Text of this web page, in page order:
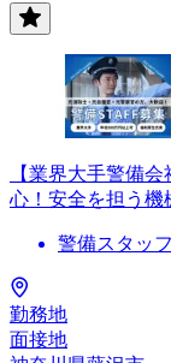
【業界大手警備
心！安全を担う機
警備スタッフ
勤務地
面接地